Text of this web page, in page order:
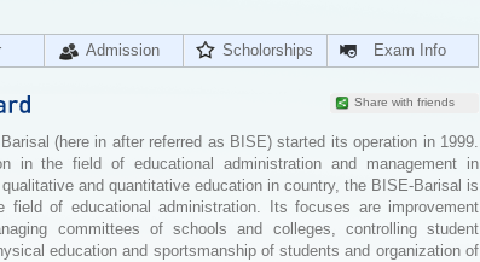
Admission Scholorships Exam Info
Share with friends
(here in after referred as BISE) started its operation in 1999.
in the field of educational administration and management in
and quantitative education in country, the BISE-Barisal is
of educational administration. Its focuses are improvement
committees of schools and colleges, controlling student
education and sportsmanship of students and organization of